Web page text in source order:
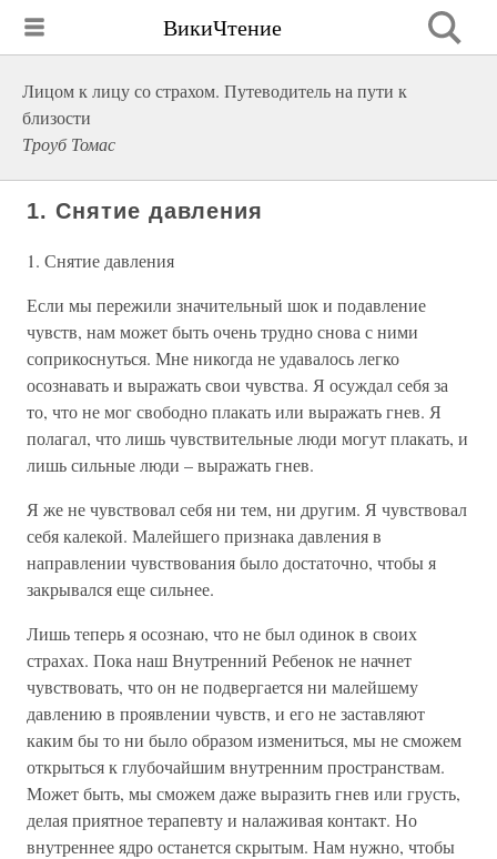
ВикиЧтение
Лицом к лицу со страхом. Путеводитель на пути к
близости
Троуб Томас
1. Снятие давления
1. Снятие давления
Если мы пережили значительный шок и подавление
чувств, нам может быть очень трудно снова с ними
соприкоснуться. Мне никогда не удавалось легко
осознавать и выражать свои чувства. Я осуждал себя за
то, что не мог свободно плакать или выражать гнев. Я
полагал, что лишь чувствительные люди могут плакать, и
лишь сильные люди – выражать гнев.
Я же не чувствовал себя ни тем, ни другим. Я чувствовал
себя калекой. Малейшего признака давления в
направлении чувствования было достаточно, чтобы я
закрывался еще сильнее.
Лишь теперь я осознаю, что не был одинок в своих
страхах. Пока наш Внутренний Ребенок не начнет
чувствовать, что он не подвергается ни малейшему
давлению в проявлении чувств, и его не заставляют
каким бы то ни было образом измениться, мы не сможем
открыться к глубочайшим внутренним пространствам.
Может быть, мы сможем даже выразить гнев или грусть,
делая приятное терапевту и налаживая контакт. Но
внутреннее ядро останется скрытым. Нам нужно, чтобы